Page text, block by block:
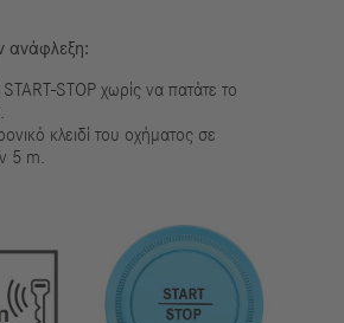
ανάφλεξη:
STOP χωρίς να πατάτε το
κλειδί του οχήματος σε
5 m.